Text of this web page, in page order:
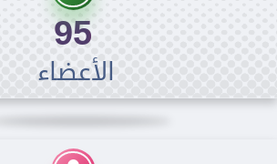
الأعضاء
95